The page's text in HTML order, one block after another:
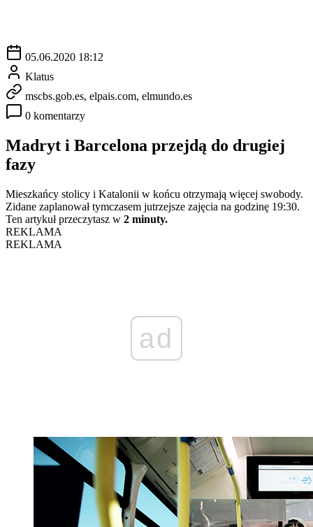
05.06.2020 18:12
Klatus
mscbs.gob.es, elpais.com, elmundo.es
0 komentarzy
Madryt i Barcelona przejdą do drugiej
fazy
Mieszkańcy stolicy i Katalonii w końcu otrzymają więcej swobody.
Zidane zaplanował tymczasem jutrzejsze zajęcia na godzinę 19:30.
Ten artykuł przeczytasz w 2 minuty.
REKLAMA
REKLAMA
ad